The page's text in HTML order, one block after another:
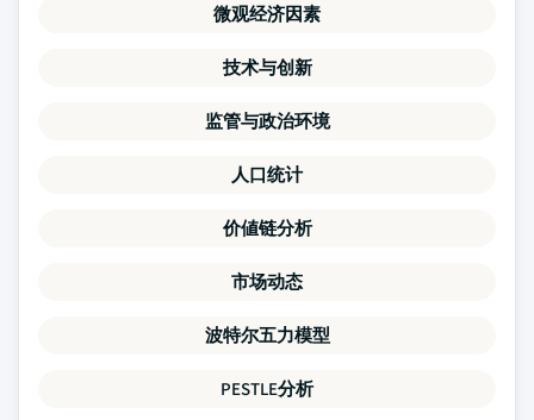
微观经济因素
技术与创新
监管与政治环境
人口统计
价値链分析
市场动态
波特尔五力模型
PESTLE分析